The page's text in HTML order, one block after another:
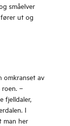
småelver
ut og
omkranset av
–
fjelldaler,
I
man her